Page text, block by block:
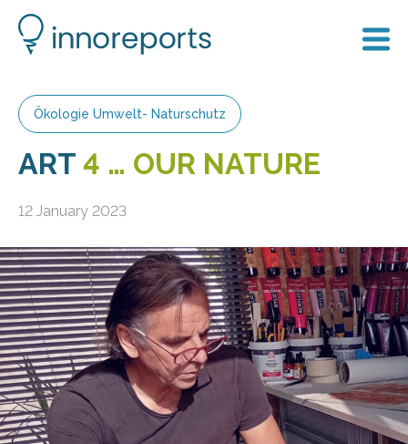
Ökologie Umwelt- Naturschutz
ART 4 … OUR NATURE
12 January 2023